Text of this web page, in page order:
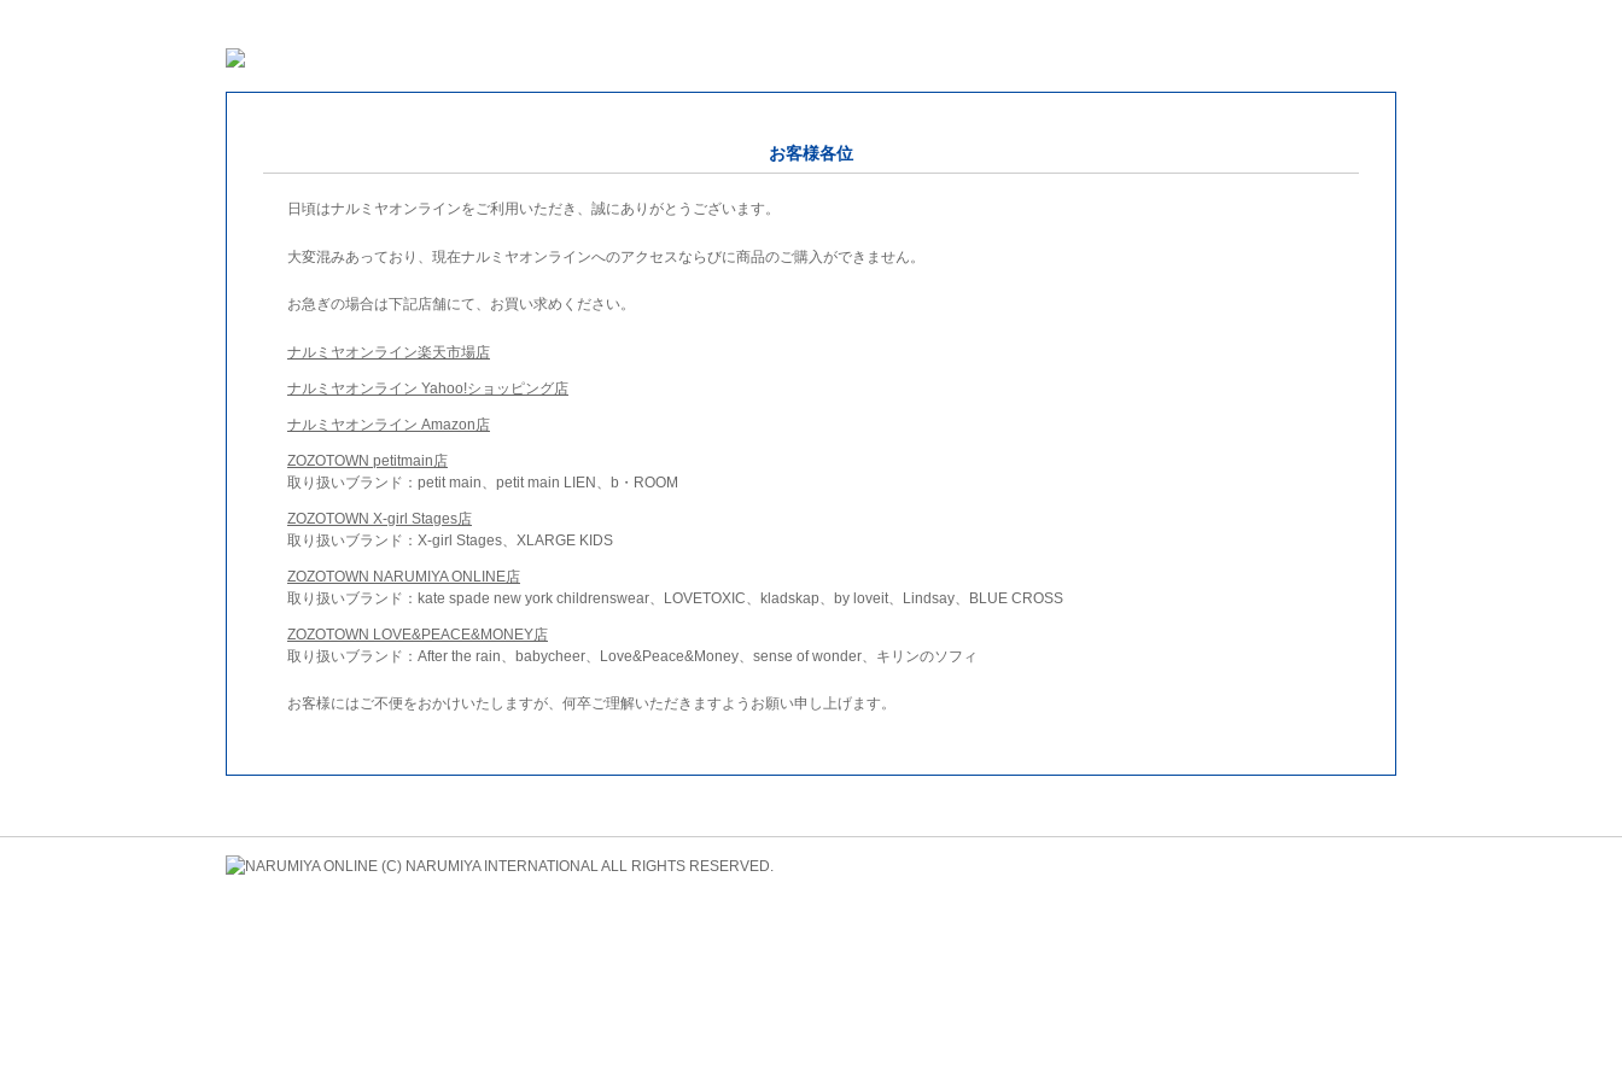
お客様各位
日頃はナルミヤオンラインをご利用いただき、誠にありがとうございます。
大変混みあっており、現在ナルミヤオンラインへのアクセスならびに商品のご購入ができません。
お急ぎの場合は下記店舗にて、お買い求めください。
ナルミヤオンライン楽天市場店
ナルミヤオンライン Yahoo!ショッピング店
ナルミヤオンライン Amazon店
ZOZOTOWN petitmain店
取り扱いブランド：petit main、petit main LIEN、b・ROOM
ZOZOTOWN X-girl Stages店
取り扱いブランド：X-girl Stages、XLARGE KIDS
ZOZOTOWN NARUMIYA ONLINE店
取り扱いブランド：kate spade new york childrenswear、LOVETOXIC、kladskap、by loveit、Lindsay、BLUE CROSS
ZOZOTOWN LOVE&PEACE&MONEY店
取り扱いブランド：After the rain、babycheer、Love&Peace&Money、sense of wonder、キリンのソフィ
お客様にはご不便をおかけいたしますが、何卒ご理解いただきますようお願い申し上げます。